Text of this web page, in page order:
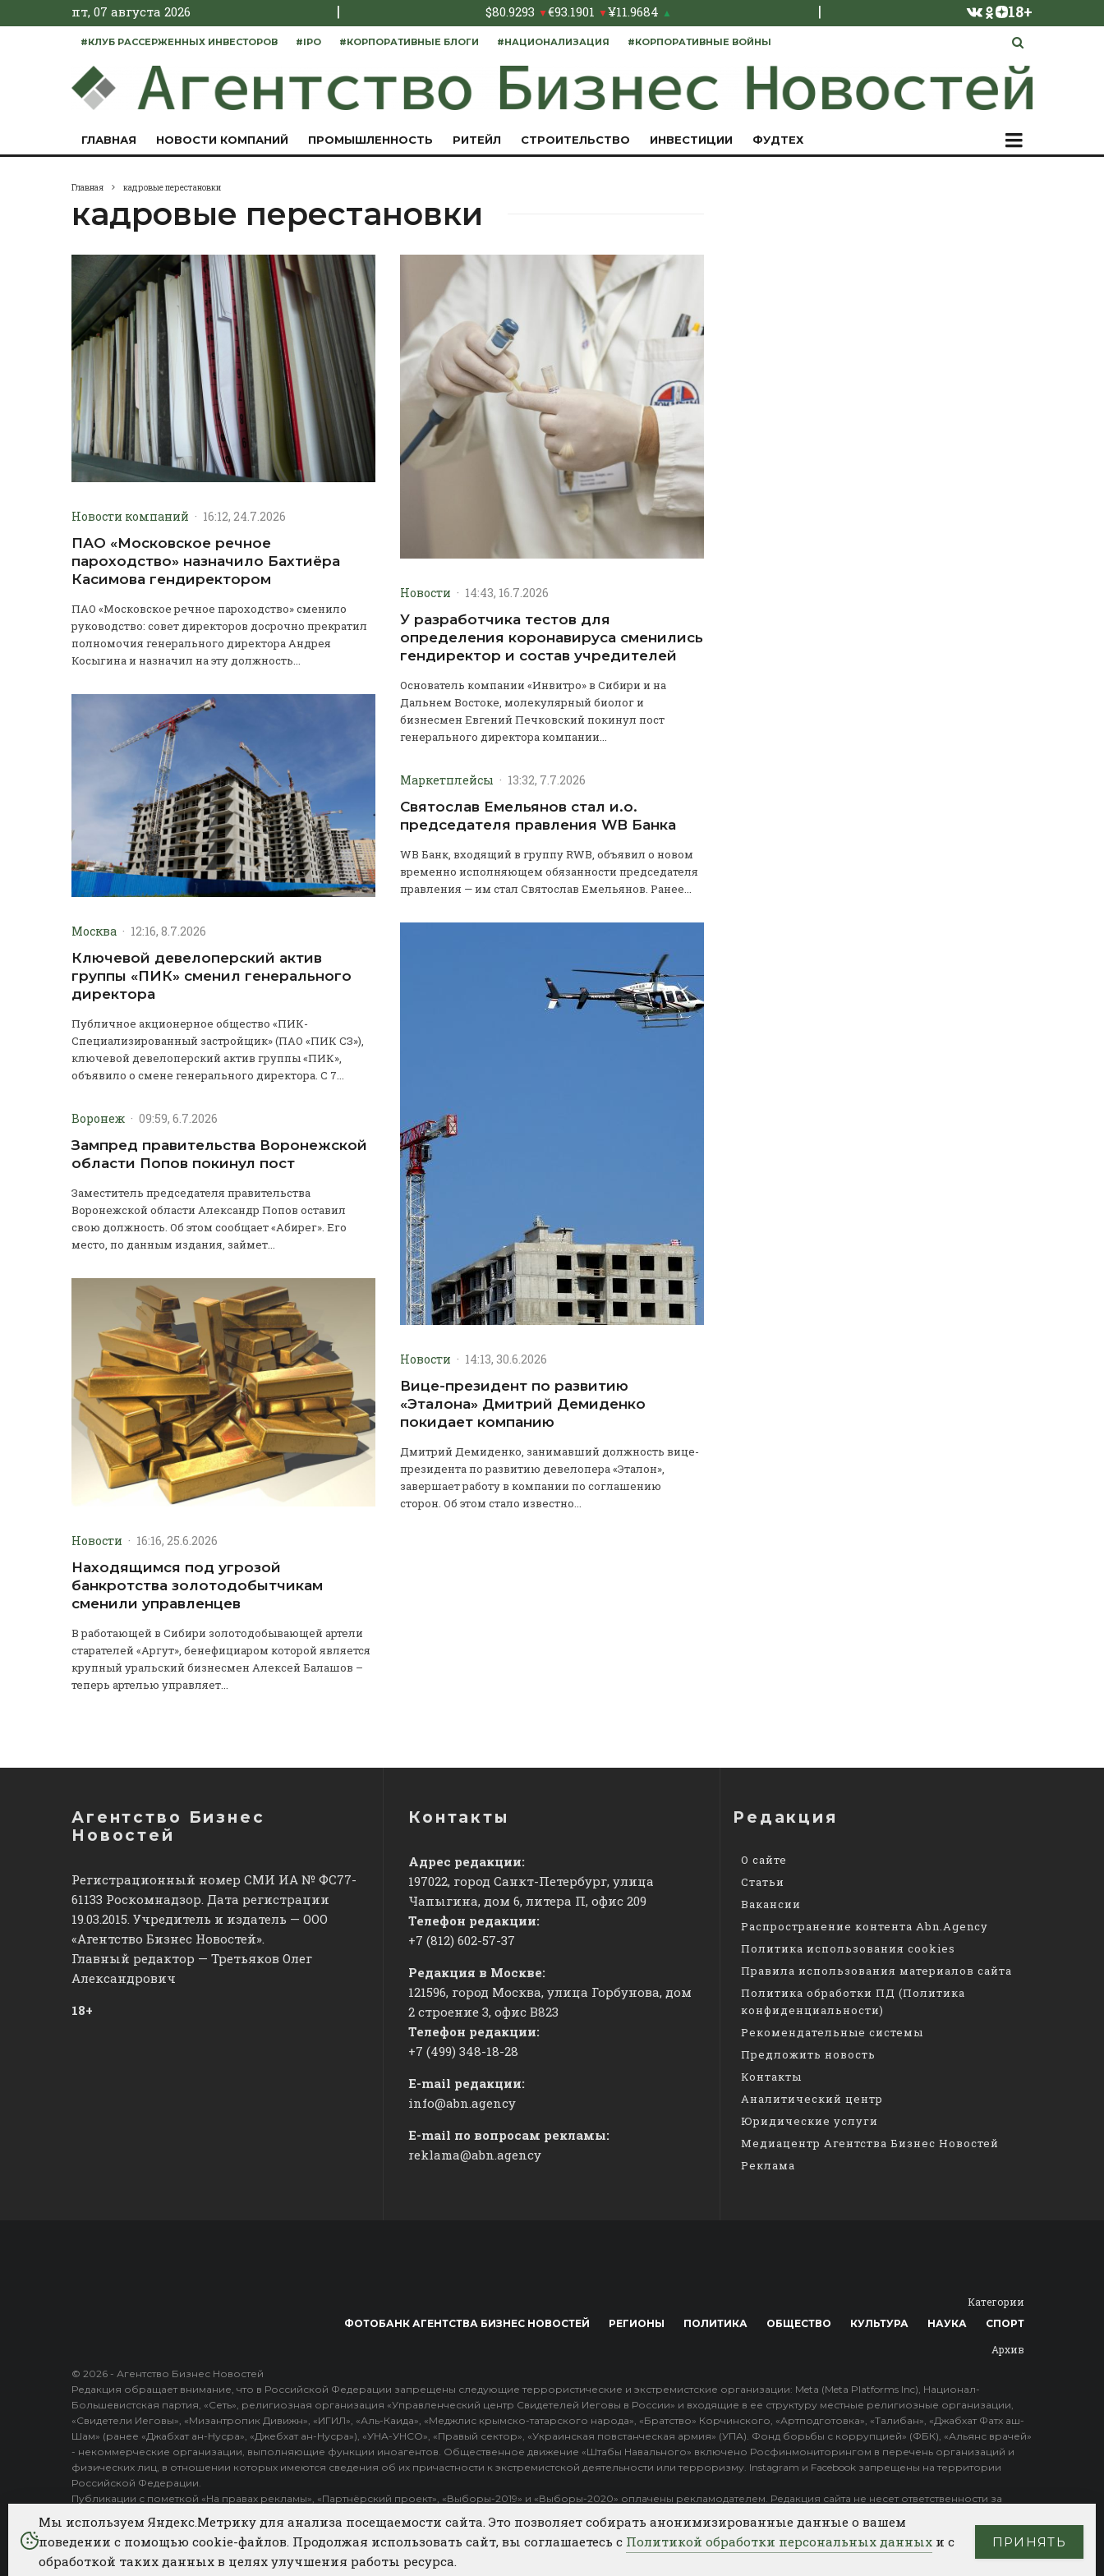
пт, 07 августа 2026 | $80.9293 ▼€93.1901 ▼¥11.9684 ▲ | 18+
#КЛУБ РАССЕРЖЕННЫХ ИНВЕСТОРОВ #IPO #КОРПОРАТИВНЫЕ БЛОГИ #НАЦИОНАЛИЗАЦИЯ #КОРПОРАТИВНЫЕ ВОЙНЫ
ГЛАВНАЯ НОВОСТИ КОМПАНИЙ ПРОМЫШЛЕННОСТЬ РИТЕЙЛ СТРОИТЕЛЬСТВО ИНВЕСТИЦИИ ФУДТЕХ
Главная кадровые перестановки
кадровые перестановки
Новости компаний · 16:12, 24.7.2026
ПАО «Московское речное
пароходство» назначило Бахтиёра
Касимова гендиректором
ПАО «Московское речное пароходство» сменило
руководство: совет директоров досрочно прекратил
полномочия генерального директора Андрея
Косыгина и назначил на эту должность...
Москва · 12:16, 8.7.2026
Ключевой девелоперский актив
группы «ПИК» сменил генерального
директора
Публичное акционерное общество «ПИК-
Специализированный застройщик» (ПАО «ПИК СЗ»),
ключевой девелоперский актив группы «ПИК»,
объявило о смене генерального директора. С 7...
Воронеж · 09:59, 6.7.2026
Зампред правительства Воронежской
области Попов покинул пост
Заместитель председателя правительства
Воронежской области Александр Попов оставил
свою должность. Об этом сообщает «Абирег». Его
место, по данным издания, займет...
Новости · 16:16, 25.6.2026
Находящимся под угрозой
банкротства золотодобытчикам
сменили управленцев
В работающей в Сибири золотодобывающей артели
старателей «Аргут», бенефициаром которой является
крупный уральский бизнесмен Алексей Балашов –
теперь артелью управляет...
Новости · 14:43, 16.7.2026
У разработчика тестов для
определения коронавируса сменились
гендиректор и состав учредителей
Основатель компании «Инвитро» в Сибири и на
Дальнем Востоке, молекулярный биолог и
бизнесмен Евгений Печковский покинул пост
генерального директора компании...
Маркетплейсы · 13:32, 7.7.2026
Святослав Емельянов стал и.о.
председателя правления WB Банка
WB Банк, входящий в группу RWB, объявил о новом
временно исполняющем обязанности председателя
правления — им стал Святослав Емельянов. Ранее...
Новости · 14:13, 30.6.2026
Вице-президент по развитию
«Эталона» Дмитрий Демиденко
покидает компанию
Дмитрий Демиденко, занимавший должность вице-
президента по развитию девелопера «Эталон»,
завершает работу в компании по соглашению
сторон. Об этом стало известно...
Агентство Бизнес
Новостей
Регистрационный номер СМИ ИА № ФС77-
61133 Роскомнадзор. Дата регистрации
19.03.2015. Учредитель и издатель — ООО
«Агентство Бизнес Новостей».
Главный редактор — Третьяков Олег
Александрович
18+
Контакты
Адрес редакции:
197022, город Санкт-Петербург, улица
Чапыгина, дом 6, литера П, офис 209
Телефон редакции:
+7 (812) 602-57-37
Редакция в Москве:
121596, город Москва, улица Горбунова, дом
2 строение 3, офис ​В823
Телефон редакции:
+7 (499) 348-18-28
E-mail редакции:
info@abn.agency
E-mail по вопросам рекламы:
reklama@abn.agency
Редакция
О сайте
Статьи
Вакансии
Распространение контента Abn.Agency
Политика использования cookies
Правила использования материалов сайта
Политика обработки ПД (Политика
конфиденциальности)
Рекомендательные системы
Предложить новость
Контакты
Аналитический центр
Юридические услуги
Медиацентр Агентства Бизнес Новостей
Реклама
© 2026 - Агентство Бизнес Новостей
Редакция обращает внимание, что в Российской Федерации запрещены следующие террористические и экстремистские организации: Meta (Meta Platforms Inc), Национал-
Большевистская партия, «Сеть», религиозная организация «Управленческий центр Свидетелей Иеговы в России» и входящие в ее структуру местные религиозные организации,
«Свидетели Иеговы», «Мизантропик Дивижн», «ИГИЛ», «Аль-Каида», «Меджлис крымско-татарского народа», «Братство» Корчинского, «Артподготовка», «Талибан», «Джабхат Фатх аш-
Шам» (ранее «Джабхат ан-Нусра», «Джебхат ан-Нусра»), «УНА-УНСО», «Правый сектор», «Украинская повстанческая армия» (УПА). Фонд борьбы с коррупцией» (ФБК), «Альянс врачей»
- некоммерческие организации, выполняющие функции иноагентов. Общественное движение «Штабы Навального» включено Росфинмониторингом в перечень организаций и
физических лиц, в отношении которых имеются сведения об их причастности к экстремистской деятельности или терроризму. Instagram и Facebook запрещены на территории
Российской Федерации.
Публикации с пометкой «На правах рекламы», «Партнёрский проект», «Выборы-2019» и «Выборы-2020» оплачены рекламодателем. Редакция сайта не несет ответственности за
Архив
Категории
ФОТОБАНК АГЕНТСТВА БИЗНЕС НОВОСТЕЙ РЕГИОНЫ ПОЛИТИКА ОБЩЕСТВО КУЛЬТУРА НАУКА СПОРТ
Мы используем Яндекс.Метрику для анализа посещаемости сайта. Это позволяет собирать анонимизированные данные о вашем
поведении с помощью cookie-файлов. Продолжая использовать сайт, вы соглашаетесь с Политикой обработки персональных данных и с
обработкой таких данных в целях улучшения работы ресурса.
ПРИНЯТЬ